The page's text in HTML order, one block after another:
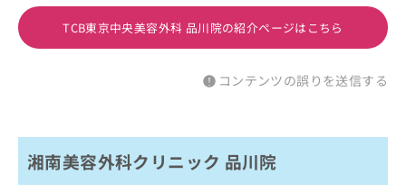
TCB東京中央美容外科 品川院の紹介ページはこちら
コンテンツの誤りを送信する
湘南美容外科クリニック 品川院